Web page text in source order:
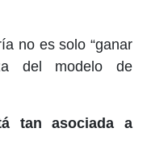
no es solo “ganar
del modelo de
tan asociada a